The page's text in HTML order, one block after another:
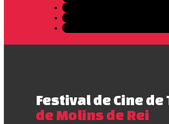
Festival de Cine de
de Molins de Rei